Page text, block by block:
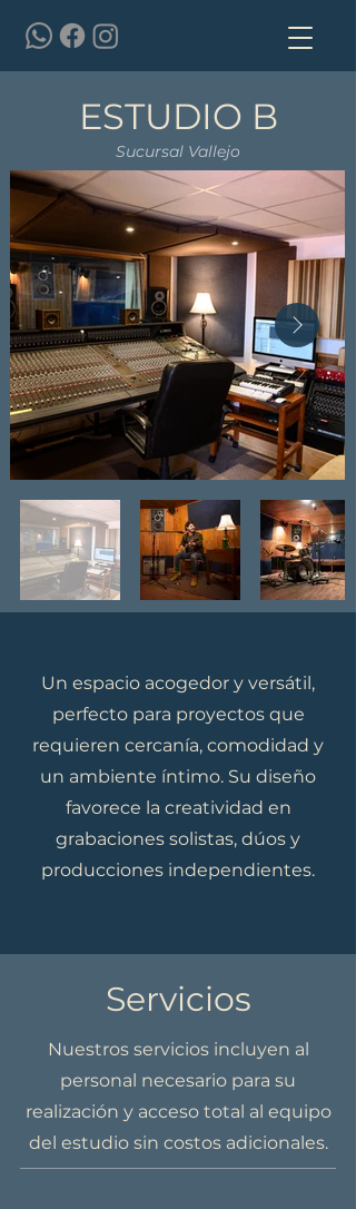
ESTUDIO B
Sucursal Vallejo
Un espacio acogedor y versátil,
perfecto para proyectos que
requieren cercanía, comodidad y
un ambiente íntimo. Su diseño
favorece la creatividad en
grabaciones solistas, dúos y
producciones independientes.
Servicios
Nuestros servicios incluyen al
personal necesario para su
realización y acceso total al equipo
del estudio sin costos adicionales.